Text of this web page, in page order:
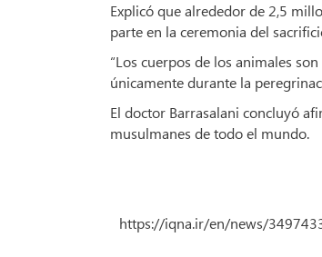
Explicó que alrededor de 2,5
parte en la ceremonia del
“Los cuerpos de los animales
únicamente durante la
El doctor Barrasalani concluyó
musulmanes de todo el mundo.
https://iqna.ir/en/news/